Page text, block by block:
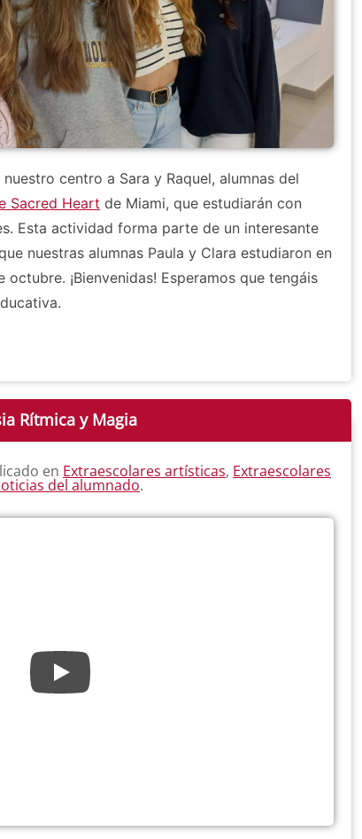
centro a Sara y Raquel, alumnas del
Sacred Heart de Miami, que estudiarán con
Esta actividad forma parte de un interesante
nuestras alumnas Paula y Clara estudiaron en
¡Bienvenidas! Esperamos que tengáis
Rítmica y Magia
en Extraescolares artísticas, Extraescolares
del alumnado.